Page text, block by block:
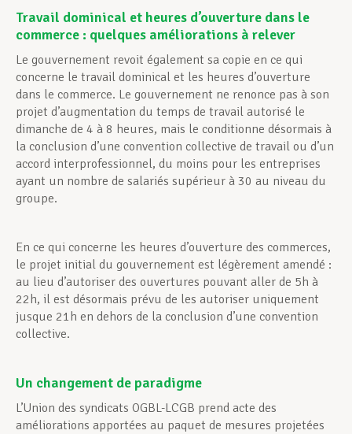
Travail dominical et heures d’ouverture dans le
commerce : quelques améliorations à relever
Le gouvernement revoit également sa copie en ce qui
concerne le travail dominical et les heures d’ouverture
dans le commerce. Le gouvernement ne renonce pas à son
projet d’augmentation du temps de travail autorisé le
dimanche de 4 à 8 heures, mais le conditionne désormais à
la conclusion d’une convention collective de travail ou d’un
accord interprofessionnel, du moins pour les entreprises
ayant un nombre de salariés supérieur à 30 au niveau du
groupe.
En ce qui concerne les heures d’ouverture des commerces,
le projet initial du gouvernement est légèrement amendé :
au lieu d’autoriser des ouvertures pouvant aller de 5h à
22h, il est désormais prévu de les autoriser uniquement
jusque 21h en dehors de la conclusion d’une convention
collective.
Un changement de paradigme
L’Union des syndicats OGBL-LCGB prend acte des
améliorations apportées au paquet de mesures projetées